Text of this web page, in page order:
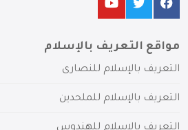
مواقع التعريف بالإسلام
التعريف بالإسلام للنصارى
التعريف بالإسلام للملحدين
التعريف بالإسلام للهندوس